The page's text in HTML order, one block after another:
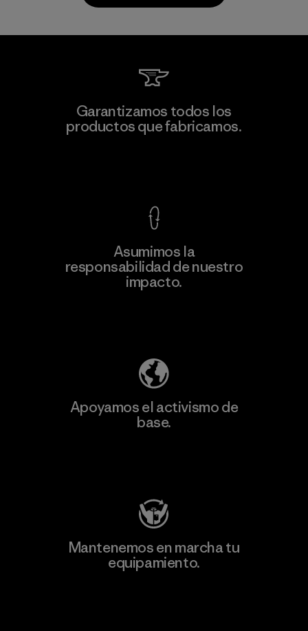
información
Sheico Thailand Co., Ltd.
Factory
Garantizamos todos los
productos que fabricamos.
Asumimos la
responsabilidad de nuestro
impacto.
Apoyamos el activismo de
base.
Mantenemos en marcha tu
equipamiento.